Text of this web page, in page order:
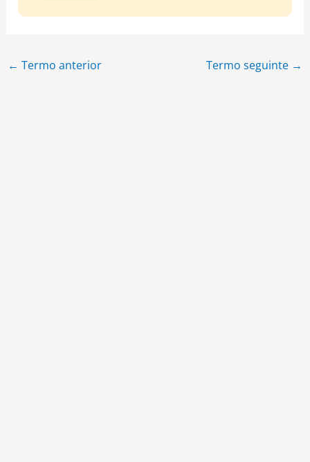
← Termo anterior Termo seguinte →